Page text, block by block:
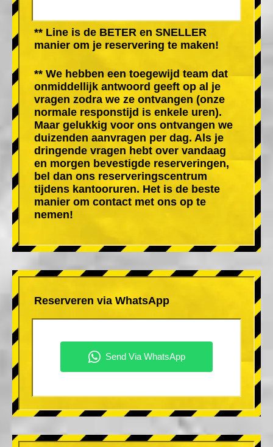
** Line is de BETER en SNELLER
manier om je reservering te maken!
** We hebben een toegewijd team dat
onmiddellijk antwoord geeft op al je
vragen zodra we ze ontvangen (onze
normale responstijd is enkele uren).
Maar gelukkig voor ons ontvangen we
duizenden aanvragen per dag. Als je
dringende vragen hebt over vandaag
en morgen bevestigde reserveringen,
bel dan ons reserveringscentrum
tijdens kantooruren. Het is de beste
manier om contact met ons op te
nemen!
Reserveren via WhatsApp